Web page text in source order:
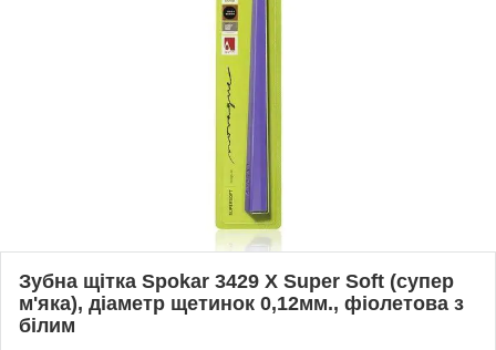
Зубна щітка Spokar 3429 X Super Soft (супер
м'яка), діаметр щетинок 0,12мм., фіолетова з
білим